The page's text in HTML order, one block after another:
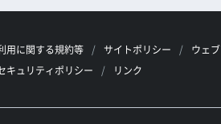
用に関する規約等 サイトポリシー
ウェ
キュリティポリシー リンク